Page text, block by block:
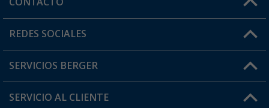
Horario de atención al cliente:
¿Tienes alguna duda?
REDES SOCIALES
SERVICIOS BERGER
Conviértete en distribuidor
SERVICIO AL CLIENTE